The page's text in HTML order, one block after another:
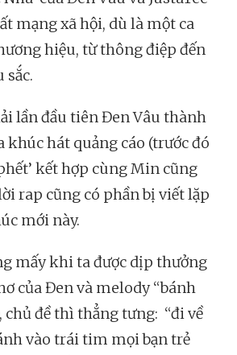
mạng xã hội, dù là một ca
hiệu, từ thông điệp đến
sắc.
lần đầu tiên Đen Vâu thành
khúc hát quảng cáo (trước đó
kết hợp cùng Min cũng
rap cũng có phần bị viết lặp
mới này.
mấy khi ta được dịp thưởng
của Đen và melody “bánh
chủ đề thì thẳng tưng: “đi về
vào trái tim mọi bạn trẻ